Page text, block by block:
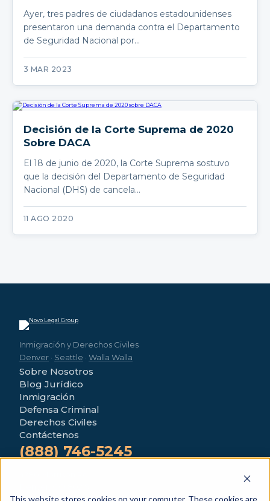
This website stores cookies on your computer. These cookies are
Ayer, tres padres de ciudadanos estadounidenses
presentaron una demanda contra el Departamento
de Seguridad Nacional por…
3 MAR 2023
Decisión de la Corte Suprema de 2020
Sobre DACA
El 18 de junio de 2020, la Corte Suprema sostuvo
que la decisión del Departamento de Seguridad
Nacional (DHS) de cancela…
11 AGO 2020
Inmigración y Derechos Civiles
Denver · Seattle · Walla Walla
Sobre Nosotros
Blog Jurídico
Inmigración
Defensa Criminal
Derechos Civiles
Contáctenos
(888) 746-5245